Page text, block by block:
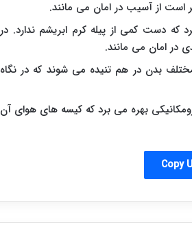
است از آسیب در امان می مانند.
که دست کمی از پیله کرم ابریشم ندارد. در
در امان می مانند.
مختلف بدن در هم تنیده می شوند که در نگاه
بهره می برد که کیسه های هوای آن
Copy